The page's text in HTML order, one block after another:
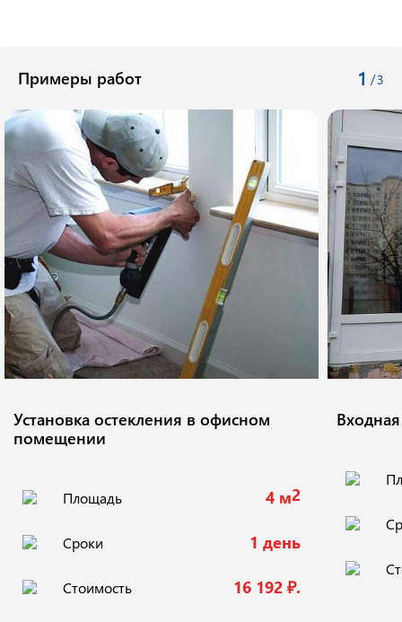
Установка остекления в офисном
помещении
Площадь 4 м2
Сроки 1 день
Стоимость 16 192 ₽.
Примеры работ 1 /3